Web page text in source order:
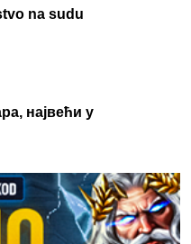
na sudu
највећи у